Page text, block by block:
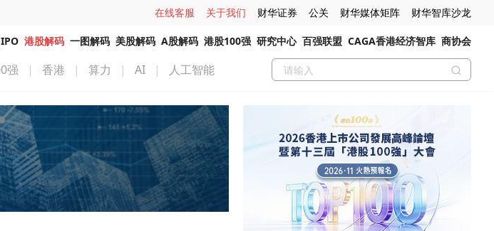
在线客服 关于我们 财华证券 公关 财华媒体矩阵 财华智库沙龙
港股解码 一图解码 美股解码 A股解码 港股100强 研究中心 百强联盟 CAGA香港经济智库 商协会
强 | 香港 | 算力 | AI | 人工智能